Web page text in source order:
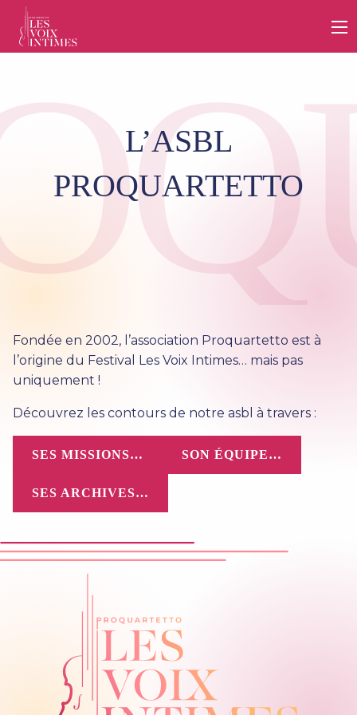
L’ASBL
PROQUARTETTO
Fondée en 2002, l’association Proquartetto est à
l’origine du Festival Les Voix Intimes… mais pas
uniquement !
Découvrez les contours de notre asbl à travers :
SES MISSIONS… SON ÉQUIPE…
SES ARCHIVES…